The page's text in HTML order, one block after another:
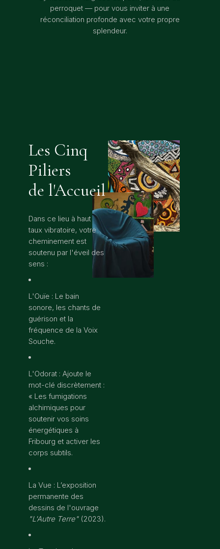
perroquet — pour vous inviter à une
réconciliation profonde avec votre propre
splendeur.
Les Cinq
Piliers
de l'Accueil
Dans ce lieu à haut
taux vibratoire, votre
cheminement est
soutenu par l'éveil des
sens :
L'Ouïe : Le bain
sonore, les chants de
guérison et la
fréquence de la Voix
Souche.
L'Odorat : Ajoute le
mot-clé discrètement :
« Les fumigations
alchimiques pour
soutenir vos soins
énergétiques à
Fribourg et activer les
corps subtils.
La Vue : L’exposition
permanente des
dessins de l'ouvrage
"L'Autre Terre"(2023).